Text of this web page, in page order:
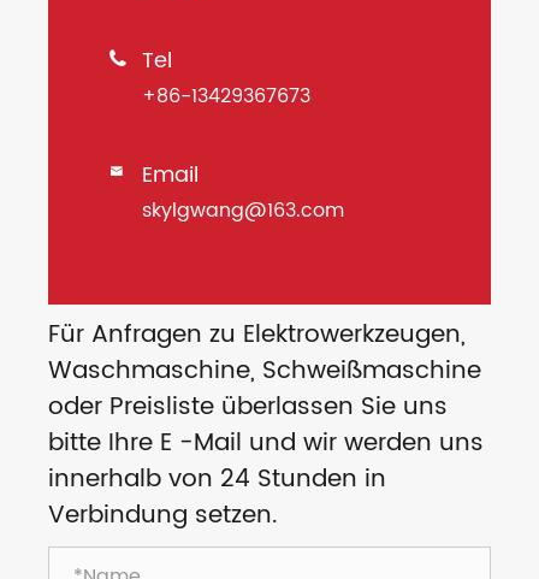
 Tel
+86-13429367673
 Email
skylgwang@163.com
Für Anfragen zu Elektrowerkzeugen,
Waschmaschine, Schweißmaschine
oder Preisliste überlassen Sie uns
bitte Ihre E -Mail und wir werden uns
innerhalb von 24 Stunden in
Verbindung setzen.